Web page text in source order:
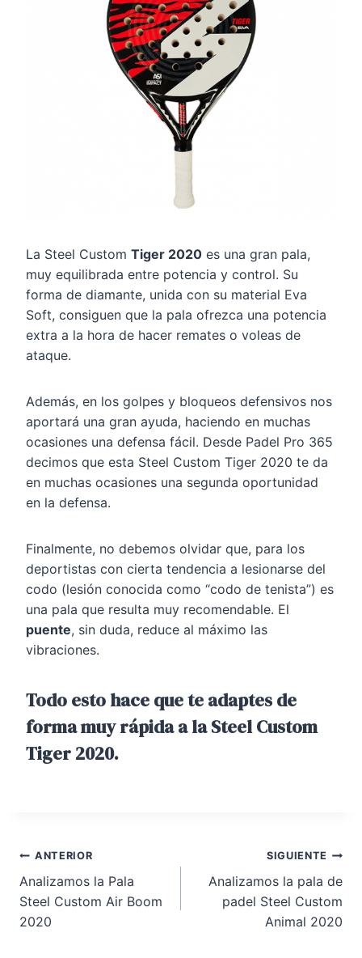
La Steel Custom Tiger 2020 es una gran pala,
muy equilibrada entre potencia y control. Su
forma de diamante, unida con su material Eva
Soft, consiguen que la pala ofrezca una potencia
extra a la hora de hacer remates o voleas de
ataque.
Además, en los golpes y bloqueos defensivos nos
aportará una gran ayuda, haciendo en muchas
ocasiones una defensa fácil. Desde Padel Pro 365
decimos que esta Steel Custom Tiger 2020 te da
en muchas ocasiones una segunda oportunidad
en la defensa.
Finalmente, no debemos olvidar que, para los
deportistas con cierta tendencia a lesionarse del
codo (lesión conocida como “codo de tenista”) es
una pala que resulta muy recomendable. El
puente, sin duda, reduce al máximo las
vibraciones.
Todo esto hace que te adaptes de
forma muy rápida a laSteel Custom
Tiger 2020.
Navegación
de
entradas
ANTERIOR
Analizamos la Pala
Steel Custom Air Boom
2020
SIGUIENTE
Analizamos la pala de
padel Steel Custom
Animal 2020